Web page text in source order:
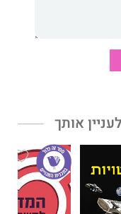
אותך